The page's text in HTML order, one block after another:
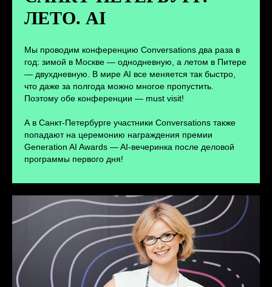
ЛЕТО. AI
Мы проводим конференцию Conversations два раза в
год: зимой в Москве — однодневную, а летом в Питере
— двухдневную. В мире AI все меняется так быстро,
что даже за полгода можно многое пропустить.
Поэтому обе конференции — must visit!
А в Санкт-Петербурге участники Conversations также
попадают на церемонию награждения премии
Generation AI Awards — AI-вечеринка после деловой
программы первого дня!